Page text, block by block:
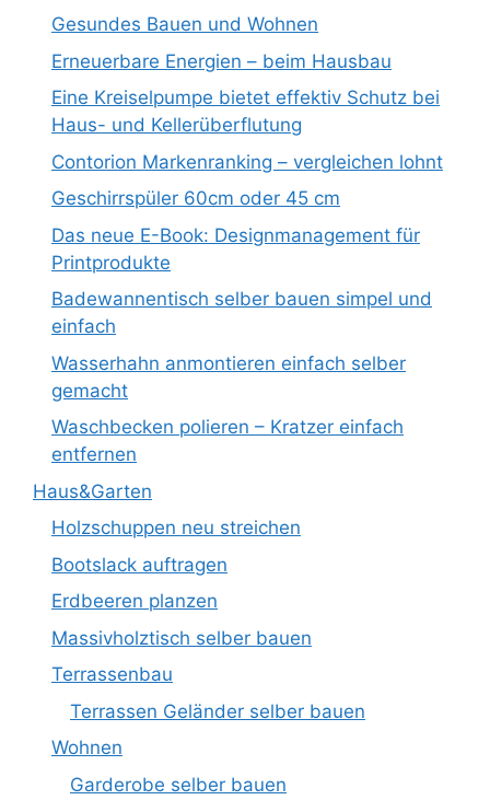
Gesundes Bauen und Wohnen
Erneuerbare Energien – beim Hausbau
Eine Kreiselpumpe bietet effektiv Schutz bei
Haus- und Kellerüberflutung
Contorion Markenranking – vergleichen lohnt
Geschirrspüler 60cm oder 45 cm
Das neue E-Book: Designmanagement für
Printprodukte
Badewannentisch selber bauen simpel und
einfach
Wasserhahn anmontieren einfach selber
gemacht
Waschbecken polieren – Kratzer einfach
entfernen
Haus&Garten
Holzschuppen neu streichen
Bootslack auftragen
Erdbeeren planzen
Massivholztisch selber bauen
Terrassenbau
Terrassen Geländer selber bauen
Wohnen
Garderobe selber bauen